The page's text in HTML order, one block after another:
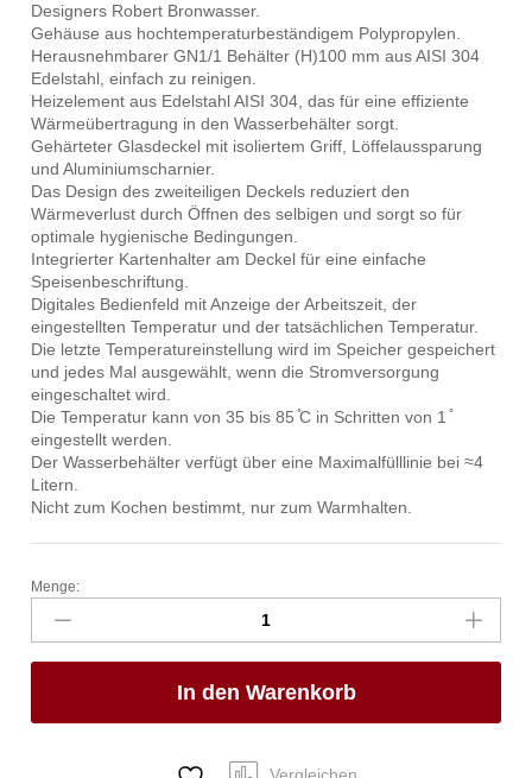
Designers Robert Bronwasser.
Gehäuse aus hochtemperaturbeständigem Polypropylen.
Herausnehmbarer GN1/1 Behälter (H)100 mm aus AISI 304
Edelstahl, einfach zu reinigen.
Heizelement aus Edelstahl AISI 304, das für eine effiziente
Wärmeübertragung in den Wasserbehälter sorgt.
Gehärteter Glasdeckel mit isoliertem Griff, Löffelaussparung
und Aluminiumscharnier.
Das Design des zweiteiligen Deckels reduziert den
Wärmeverlust durch Öffnen des selbigen und sorgt so für
optimale hygienische Bedingungen.
Integrierter Kartenhalter am Deckel für eine einfache
Speisenbeschriftung.
Digitales Bedienfeld mit Anzeige der Arbeitszeit, der
eingestellten Temperatur und der tatsächlichen Temperatur.
Die letzte Temperatureinstellung wird im Speicher gespeichert
und jedes Mal ausgewählt, wenn die Stromversorgung
eingeschaltet wird.
Die Temperatur kann von 35 bis 85 ̊C in Schritten von 1 ̊
eingestellt werden.
Der Wasserbehälter verfügt über eine Maximalfülllinie bei ≈4
Litern.
Nicht zum Kochen bestimmt, nur zum Warmhalten.
Chafing
Dish
HENDI
UNIQ,
Weiß,
Menge:
In den Warenkorb